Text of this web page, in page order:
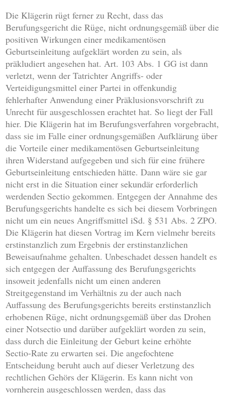
Die Klägerin rügt ferner zu Recht, dass das
Berufungsgericht die Rüge, nicht ordnungsgemäß über die
positiven Wirkungen einer medikamentösen
Geburtseinleitung aufgeklärt worden zu sein, als
präkludiert angesehen hat. Art. 103 Abs. 1 GG ist dann
verletzt, wenn der Tatrichter Angriffs- oder
Verteidigungsmittel einer Partei in offenkundig
fehlerhafter Anwendung einer Präklusionsvorschrift zu
Unrecht für ausgeschlossen erachtet hat. So liegt der Fall
hier. Die Klägerin hat im Berufungsverfahren vorgebracht,
dass sie im Falle einer ordnungsgemäßen Aufklärung über
die Vorteile einer medikamentösen Geburtseinleitung
ihren Widerstand aufgegeben und sich für eine frühere
Geburtseinleitung entschieden hätte. Dann wäre sie gar
nicht erst in die Situation einer sekundär erforderlich
werdenden Sectio gekommen. Entgegen der Annahme des
Berufungsgerichts handelte es sich bei diesem Vorbringen
nicht um ein neues Angriffsmittel iSd. § 531 Abs. 2 ZPO.
Die Klägerin hat diesen Vortrag im Kern vielmehr bereits
erstinstanzlich zum Ergebnis der erstinstanzlichen
Beweisaufnahme gehalten. Unbeschadet dessen handelt es
sich entgegen der Auffassung des Berufungsgerichts
insoweit jedenfalls nicht um einen anderen
Streitgegenstand im Verhältnis zu der auch nach
Auffassung des Berufungsgerichts bereits erstinstanzlich
erhobenen Rüge, nicht ordnungsgemäß über das Drohen
einer Notsectio und darüber aufgeklärt worden zu sein,
dass durch die Einleitung der Geburt keine erhöhte
Sectio-Rate zu erwarten sei. Die angefochtene
Entscheidung beruht auch auf dieser Verletzung des
rechtlichen Gehörs der Klägerin. Es kann nicht von
vornherein ausgeschlossen werden, dass das